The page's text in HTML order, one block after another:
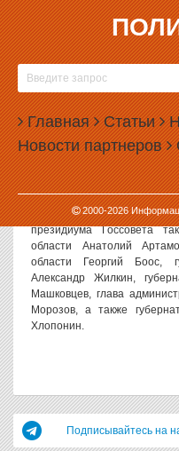
Главная Статьи
Новости партнеров
2000-2026
03.04.2006, 09:51
ТЮМЕНСКИЙ
ЯКУШЕВ СТАЛ
ГОССОВЕТА
Политсовет,
Владимир Якушев вошел в
совета РФ. Распоряжение
Владимир Путин.
Как сообщает пресс-
президиума Госсовета
области Анатолий
области Георгий Боос,
Александр Жилкин,
Машковцев, глава
Морозов, а также
Хлопонин.
Подписывайтесь на